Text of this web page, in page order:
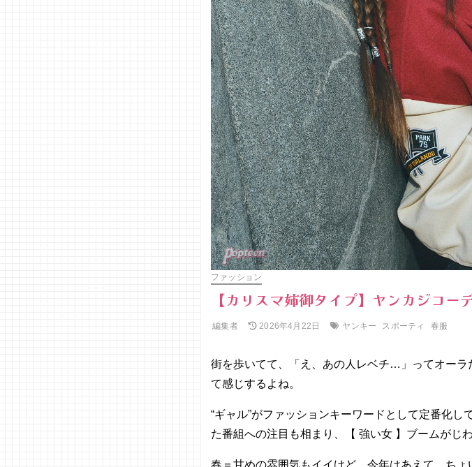
ファッション
【カリスマ姉御タイプ】ヤンカジコ
編集者 2026年4月22日 ヤンキー スポーティ 春服
街を歩いてて、「え、あの人レベチ…」ってオー
て感じするよね。
“ギャル”がファッションキーワードとして定番化
た番組への注目も相まり、【 強い女 】ブームが
春＝甘めの雰囲気もイイけど、今年はあえて、ち